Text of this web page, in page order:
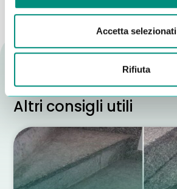
Accetta selezionati
Rifiuta
Altri consigli utili